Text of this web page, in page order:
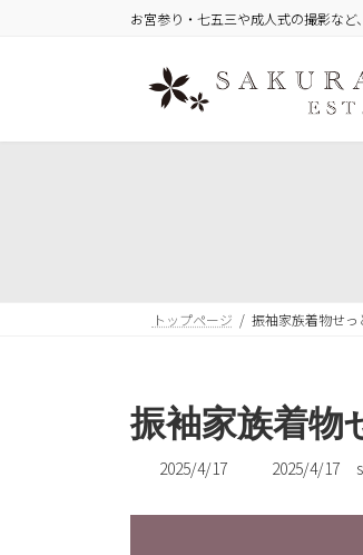
へ
ョ
お宮参り・七五三や成人式の撮影な
トップページ 振袖家族着物せっ
振袖家族着物
2025/4/17
最
更
2025/4/17